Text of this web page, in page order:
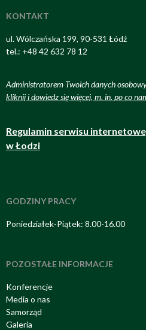
KONTAKT
ul. Wólczańska 199, 90-531 Łódź
tel.: +48 42 632 78 12
Administratorem Twoich danych
kliknij i dowiedz się więcej, m. in. po co
Regulamin serwisu
w Łodzi
GODZINY PRACY
Poniedziałek-Piątek: 8.00-16.00
POZOSTAŁE INFORMACJE
Konferencje
Media o nas
Samorząd
Galeria